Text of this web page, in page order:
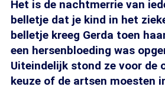
Het is de nachtmerrie van
belletje dat je kind in het
belletje kreeg Gerda toen
een hersenbloeding was
Uiteindelijk stond ze voor de
keuze of de artsen moesten